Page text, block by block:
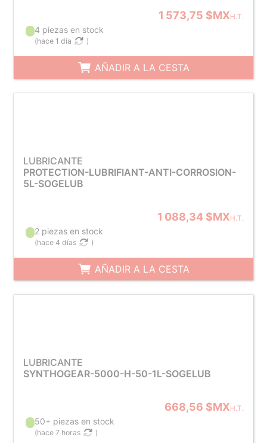
1 573,75 $MXH.T.
4 piezas en stock
(hace 1 día )
AÑADIR A LA CESTA
LUBRICANTE
PROTECTION-LUBRIFIANT-ANTI-CORROSION-
5L-SOGELUB
1 088,34 $MXH.T.
2 piezas en stock
(hace 4 días )
AÑADIR A LA CESTA
LUBRICANTE
SYNTHOGEAR-5000-H-50-1L-SOGELUB
668,56 $MXH.T.
50+ piezas en stock
(hace 7 horas )